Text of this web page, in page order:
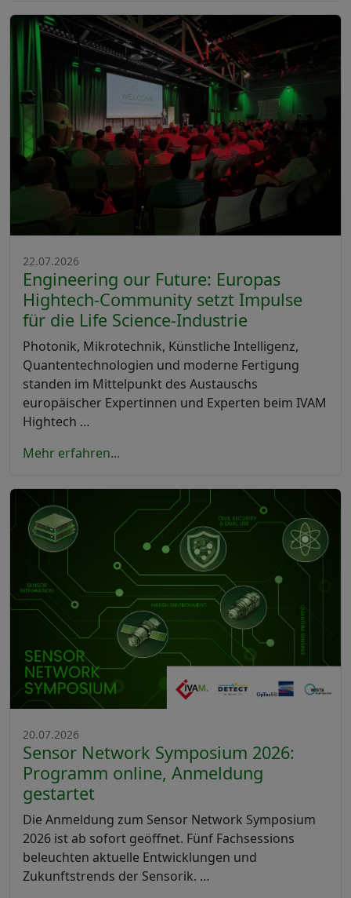
22.07.2026
Engineering our Future: Europas
Hightech-Community setzt Impulse
für die Life Science-Industrie
Photonik, Mikrotechnik, Künstliche Intelligenz,
Quantentechnologien und moderne Fertigung
standen im Mittelpunkt des Austauschs
europäischer Expertinnen und Experten beim IVAM
Hightech …
Mehr erfahren...
20.07.2026
Sensor Network Symposium 2026:
Programm online, Anmeldung
gestartet
Die Anmeldung zum Sensor Network Symposium
2026 ist ab sofort geöffnet. Fünf Fachsessions
beleuchten aktuelle Entwicklungen und
Zukunftstrends der Sensorik. …